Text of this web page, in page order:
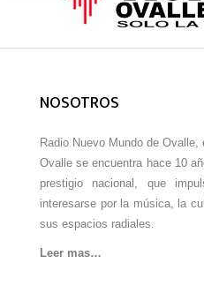
NOSOTROS
Radio Nuevo Mundo de
Ovalle se encuentra hace 10
prestigio nacional, que
interesarse por la música, la
sus espacios radiales.
Leer mas…